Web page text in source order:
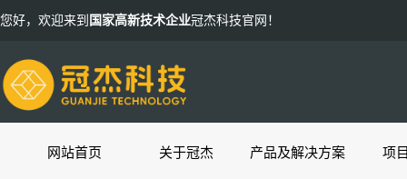
您好，欢迎来到 国家高新技术企业冠杰科技官网！
网站首页 关于冠杰 产品及解决方案 项